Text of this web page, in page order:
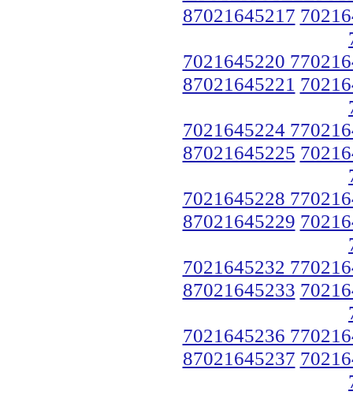
87021645217
7021645220
87021645221
7021645224
87021645225
7021645228
87021645229
7021645232
87021645233
7021645236
87021645237